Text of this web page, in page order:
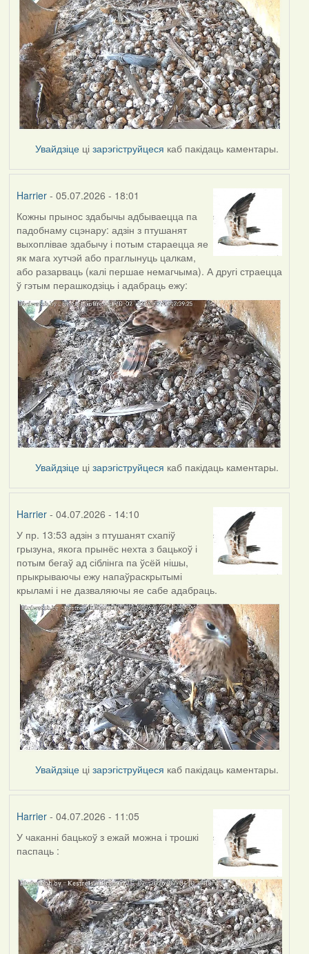
Увайдзіце цізарэгіструйцеся каб пакідаць каментары.
Harrier- 05.07.2026 - 18:01
Кожны прынос здабычы адбываецца па
падобнаму сцэнару: адзін з птушанят
выхоплівае здабычу і потым стараецца яе
як мага хутчэй або праглынуць цалкам,
або разарваць (калі першае немагчыма). А другі страецца
ў гэтым перашкодзіць і адабраць ежу:
Увайдзіце цізарэгіструйцеся каб пакідаць каментары.
Harrier- 04.07.2026 - 14:10
У пр. 13:53 адзін з птушанят схапіў
грызуна, якога прынёс нехта з бацькоў і
потым бегаў ад сіблінга па ўсёй нішы,
прыкрываючы ежу напаўраскрытымі
крыламі і не дазваляючы яе сабе адабраць.
Увайдзіце цізарэгіструйцеся каб пакідаць каментары.
Harrier- 04.07.2026 - 11:05
У чаканні бацькоў з ежай можна і трошкі
паспаць :